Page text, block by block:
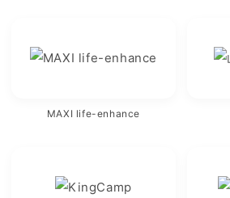
MAXI life-enhance